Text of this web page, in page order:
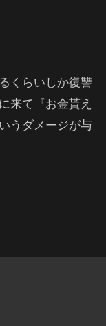
くらいしか復讐
来て『お金貰え
うダメージが与